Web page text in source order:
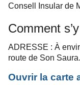
Consell Insular de
Comment
ADRESSE : À
route de Son Saura.
Ouvrir la carte